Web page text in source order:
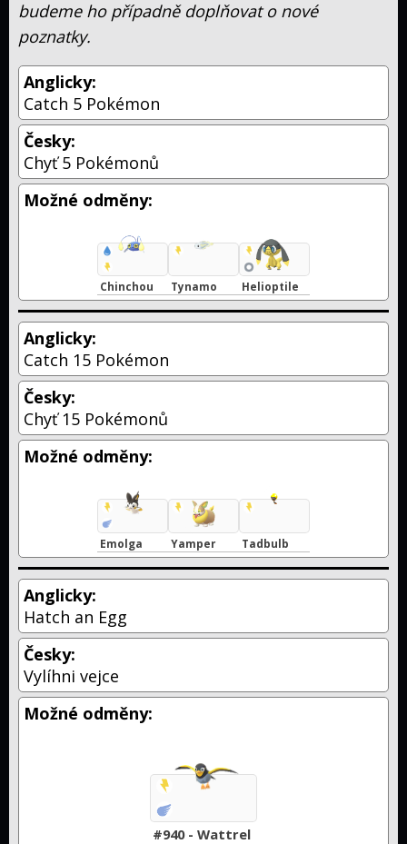
budeme ho případně doplňovat o nové
poznatky.
Anglicky:
Catch 5 Pokémon
Česky:
Chyť 5 Pokémonů
Možné odměny:
Chinchou Tynamo Helioptile
Anglicky:
Catch 15 Pokémon
Česky:
Chyť 15 Pokémonů
Možné odměny:
Emolga Yamper Tadbulb
Anglicky:
Hatch an Egg
Česky:
Vylíhni vejce
Možné odměny:
#940 - Wattrel